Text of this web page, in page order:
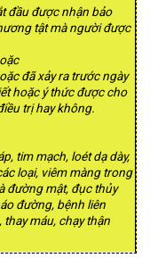
đầu được nhận bảo
tật mà người được
đã xảy ra trước ngày
hoặc ý thức được cho
trị hay không.
tim mạch, loét dạ dày,
loại, viêm màng trong
đường mật, đục thủy
đường, bệnh liên
máu, chạy thận